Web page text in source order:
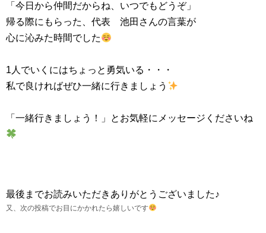
「今日から仲間だからね、いつでもどうぞ」
帰る際にもらった、代表 池田さんの言葉が
心に沁みた時間でした
1人でいくにはちょっと勇気いる・・・
私で良ければぜひ一緒に行きましょう
「一緒行きましょう！」とお気軽にメッセージくださいね
最後までお読みいただきありがとうございました♪
又、次の投稿でお目にかかれたら嬉しいです